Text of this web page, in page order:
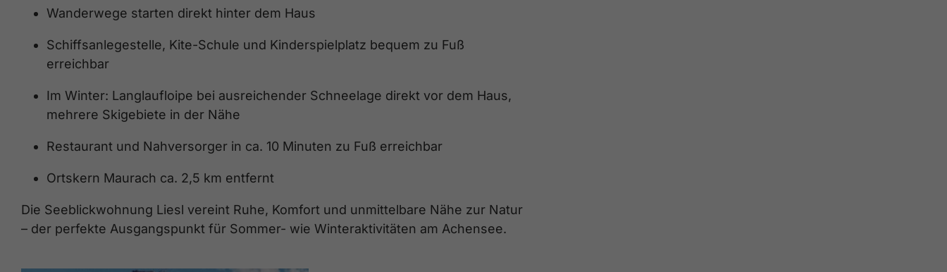
Wanderwege starten direkt hinter dem Haus
Schiffsanlegestelle, Kite-Schule und Kinderspielplatz bequem zu Fuß
erreichbar
Im Winter: Langlaufloipe bei ausreichender Schneelage direkt vor dem Haus,
mehrere Skigebiete in der Nähe
Restaurant und Nahversorger in ca. 10 Minuten zu Fuß erreichbar
Ortskern Maurach ca. 2,5 km entfernt
Die Seeblickwohnung Liesl vereint Ruhe, Komfort und unmittelbare Nähe zur Natur
– der perfekte Ausgangspunkt für Sommer- wie Winteraktivitäten am Achensee.